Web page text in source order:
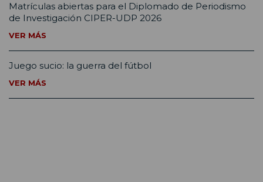
Matrículas abiertas para el Diplomado de Periodismo
de Investigación CIPER-UDP 2026
VER MÁS
Juego sucio: la guerra del fútbol
VER MÁS